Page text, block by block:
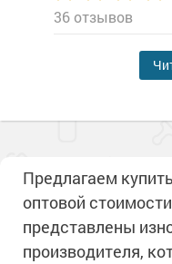
36 отзывов
Предлагаем
оптовой
представлены
производителя,